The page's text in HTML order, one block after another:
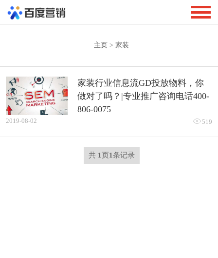
主页 > 家装
家装行业信息流GD投放物料，你
做对了吗？|专业推广咨询电话400-
806-0075
2019-08-02  519
共 1页1条记录